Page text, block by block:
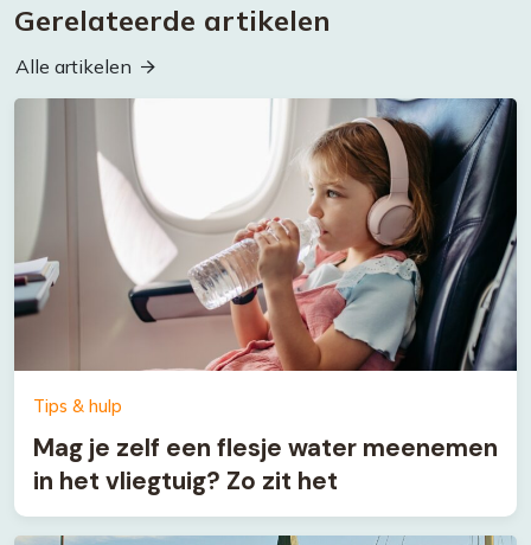
Gerelateerde artikelen
Alle artikelen
Tips & hulp
Mag je zelf een flesje water meenemen
in het vliegtuig? Zo zit het